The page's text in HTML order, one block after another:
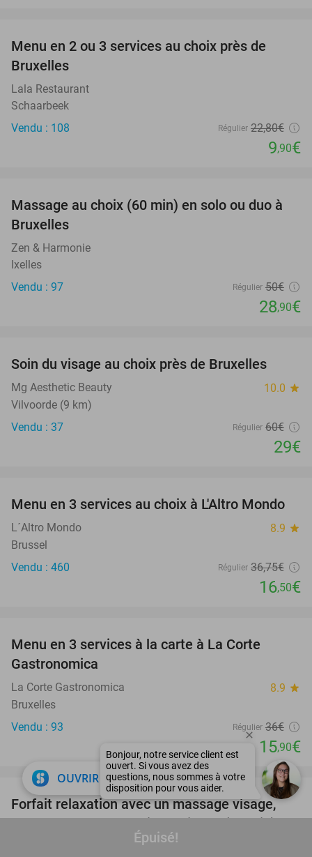
Épuisé!
Menu en 2 ou 3 services au choix près de
Bruxelles
Lala Restaurant
Schaarbeek
Vendu : 108
Régulier 22,80€
9,90€
42%
Massage au choix (60 min) en solo ou duo à
Bruxelles
Zen & Harmonie
Ixelles
Vendu : 97
Régulier 50€
28,90€
Soin du visage au choix près de Bruxelles
Mg Aesthetic Beauty 10.0 star
Vilvoorde (9 km)
Vendu : 37
Régulier 60€
29€
55%
Menu en 3 services au choix à L'Altro Mondo
L´Altro Mondo 8.9 star
Brussel
Vendu : 460
Régulier 36,75€
16,50€
Menu en 3 services à la carte à La Corte
Gastronomica
La Corte Gastronomica 8.9 star
Bruxelles
Vendu : 93
Régulier 36€
15,90€
48%
favorite_border
Forfait relaxation avec un massage visage,
nuque et épaules + soin du visage (90 min)
OUVRIR DANS L'APPLI close